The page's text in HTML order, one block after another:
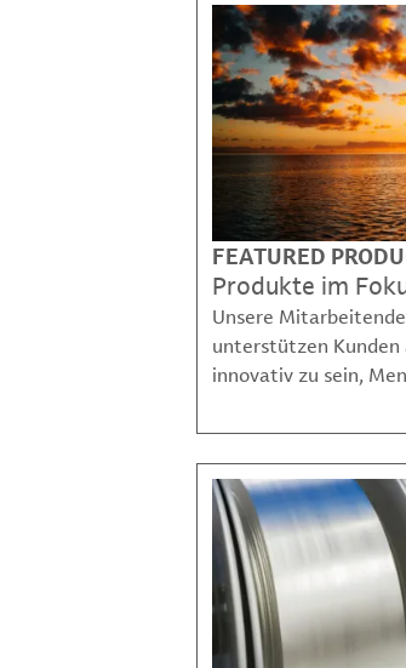
FEATURED
Produkte im
Unsere
unterstützen
innovativ zu sein,
nachhaltigere
Kommunikation und